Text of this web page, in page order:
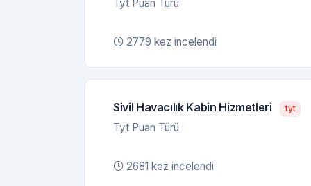
Tyt Puan Türü
2779 kez incelendi
Sivil Havacılık Kabin Hizmetleri tyt
Tyt Puan Türü
2681 kez incelendi